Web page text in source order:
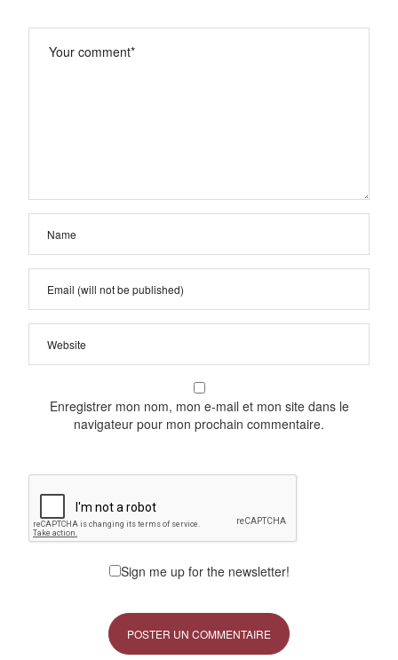
Enregistrer mon nom, mon e-mail et mon site dans le
navigateur pour mon prochain commentaire.
Sign me up for the newsletter!